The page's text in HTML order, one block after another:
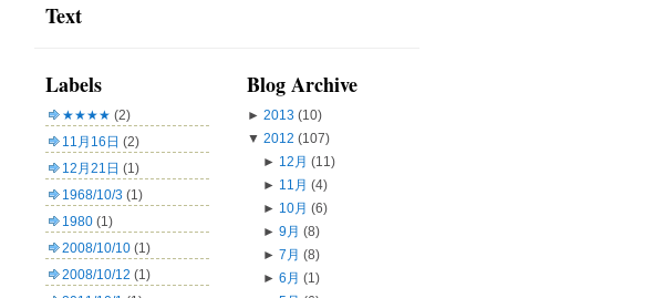
Text
Labels
★★★★ (2)
11月16日 (2)
12月21日 (1)
1968/10/3 (1)
1980 (1)
2008/10/10 (1)
2008/10/12 (1)
Blog Archive
► 2013 (10)
▼ 2012 (107)
► 12月 (11)
► 11月 (4)
► 10月 (6)
► 9月 (8)
► 7月 (8)
► 6月 (1)